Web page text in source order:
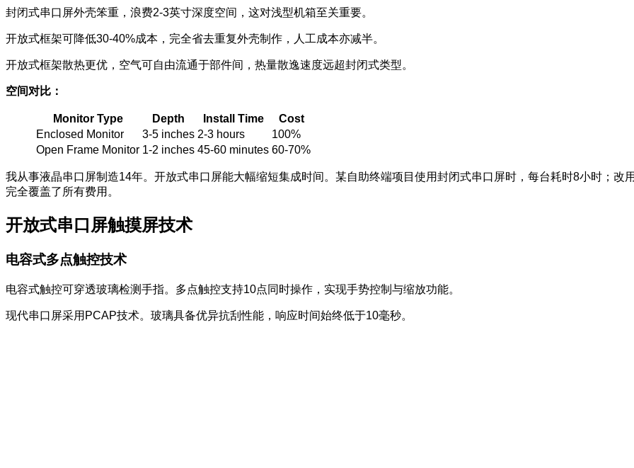
封闭式串口屏外壳笨重，浪费2-3英寸深度空间，这对浅型机箱至关重要。
开放式框架可降低30-40%成本，完全省去重复外壳制作，人工成本亦减半。
开放式框架散热更优，空气可自由流通于部件间，热量散逸速度远超封闭式类型。
空间对比：
Monitor Type Depth Install Time
Cost
Enclosed Monitor
3-5 inches 2-3 hours
100%
Open Frame Monitor 1-2 inches 45-60 minutes 60-70%
我从事液晶串口屏制造14年。开放式串口屏能大幅缩短集成时间。某自助终端项目使用封闭式串口屏时，每台耗时8小时；改
完全覆盖了所有费用。
开放式串口屏触摸屏技术
电容式多点触控技术
电容式触控可穿透玻璃检测手指。多点触控支持10点同时操作，实现手势控制与缩放功能。
现代串口屏采用PCAP技术。玻璃具备优异抗刮性能，响应时间始终低于10毫秒。